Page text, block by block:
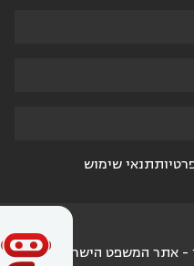
תנאי שימוש
- אתר המשפט הישראלי